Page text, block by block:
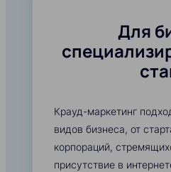
Для
Крауд-маркетинг
видов бизнеса, от
корпораций,
присутствие в